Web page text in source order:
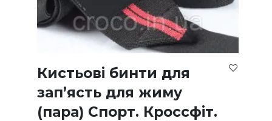
Кистьові бинти для
зап’ясть для жиму
(пара) Спорт. Кроссфіт.